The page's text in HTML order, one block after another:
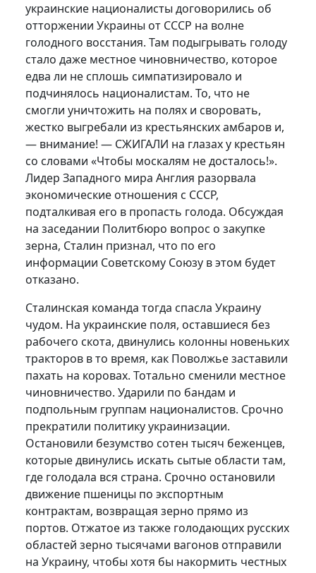
украинские националисты договорились об
отторжении Украины от СССР на волне
голодного восстания. Там подыгрывать голоду
стало даже местное чиновничество, которое
едва ли не сплошь симпатизировало и
подчинялось националистам. То, что не
смогли уничтожить на полях и своровать,
жестко выгребали из крестьянских амбаров и,
— внимание! — СЖИГАЛИ на глазах у крестьян
со словами «Чтобы москалям не досталось!».
Лидер Западного мира Англия разорвала
экономические отношения с СССР,
подталкивая его в пропасть голода. Обсуждая
на заседании Политбюро вопрос о закупке
зерна, Сталин признал, что по его
информации Советскому Союзу в этом будет
отказано.
Сталинская команда тогда спасла Украину
чудом. На украинские поля, оставшиеся без
рабочего скота, двинулись колонны новеньких
тракторов в то время, как Поволжье заставили
пахать на коровах. Тотально сменили местное
чиновничество. Ударили по бандам и
подпольным группам националистов. Срочно
прекратили политику украинизации.
Остановили безумство сотен тысяч беженцев,
которые двинулись искать сытые области там,
где голодала вся страна. Срочно остановили
движение пшеницы по экспортным
контрактам, возвращая зерно прямо из
портов. Отжатое из также голодающих русских
областей зерно тысячами вагонов отправили
на Украину, чтобы хотя бы накормить честных